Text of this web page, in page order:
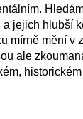
jejich hlubší
mírně mění v
ale